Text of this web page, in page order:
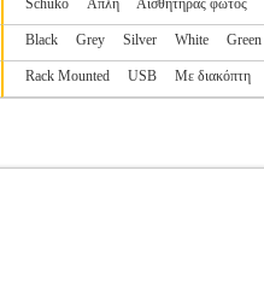
Schuko Απλή Αισθητήρας φωτός
Black Grey Silver White Green
Rack Mounted USB Με διακόπτη